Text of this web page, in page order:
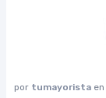
por tumayorista en